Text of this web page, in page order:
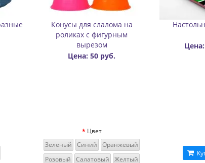
Бафф утепленный
двухслойный цветной
Цена: 600
руб.
Купить
Карабин для
Цена: 400
Серебро
Оранжевый